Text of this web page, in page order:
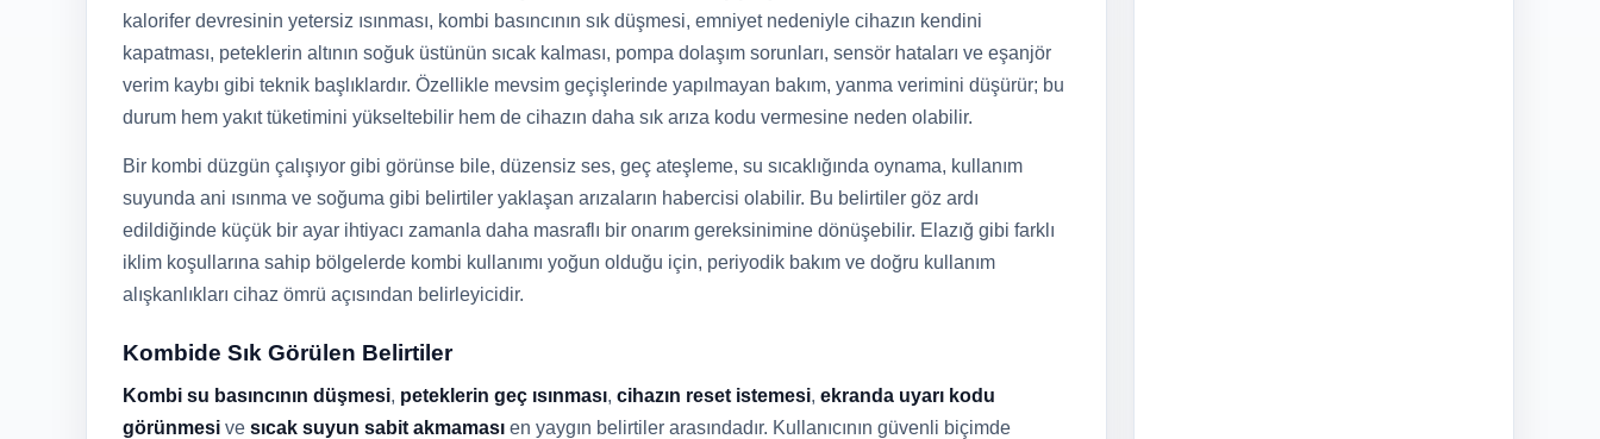
kalorifer devresinin yetersiz ısınması, kombi basıncının sık düşmesi, emniyet nedeniyle cihazın kendini
kapatması, peteklerin altının soğuk üstünün sıcak kalması, pompa dolaşım sorunları, sensör hataları ve eşanjör
verim kaybı gibi teknik başlıklardır. Özellikle mevsim geçişlerinde yapılmayan bakım, yanma verimini düşürür; bu
durum hem yakıt tüketimini yükseltebilir hem de cihazın daha sık arıza kodu vermesine neden olabilir.
Bir kombi düzgün çalışıyor gibi görünse bile, düzensiz ses, geç ateşleme, su sıcaklığında oynama, kullanım
suyunda ani ısınma ve soğuma gibi belirtiler yaklaşan arızaların habercisi olabilir. Bu belirtiler göz ardı
edildiğinde küçük bir ayar ihtiyacı zamanla daha masraflı bir onarım gereksinimine dönüşebilir. Elazığ gibi farklı
iklim koşullarına sahip bölgelerde kombi kullanımı yoğun olduğu için, periyodik bakım ve doğru kullanım
alışkanlıkları cihaz ömrü açısından belirleyicidir.
Kombide Sık Görülen Belirtiler
Kombi su basıncının düşmesi, peteklerin geç ısınması, cihazın reset istemesi, ekranda uyarı kodu
görünmesi ve sıcak suyun sabit akmaması en yaygın belirtiler arasındadır. Kullanıcının güvenli biçimde